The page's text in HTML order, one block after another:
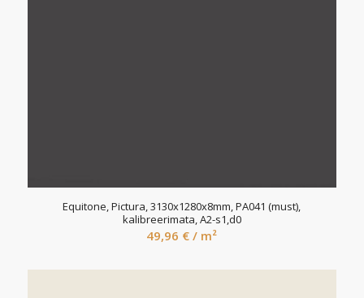
Equitone, Pictura, 3130x1280x8mm, PA041 (must),
kalibreerimata, A2-s1,d0
49,96 € / m²